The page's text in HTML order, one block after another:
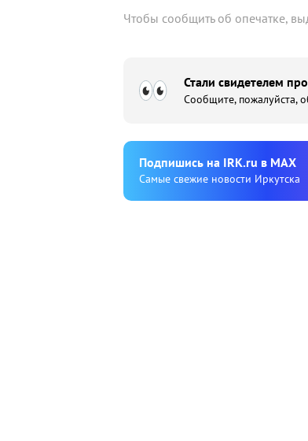
Чтобы сообщить об опечатке,
Стали свидетелем
Сообщите, пожалуйста,
Подпишиcь на IRK.ru в MAX
Cамые свежие новости Иркутска